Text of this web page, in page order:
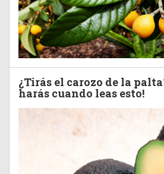
¿Tirás el carozo de la
harás cuando leas esto!